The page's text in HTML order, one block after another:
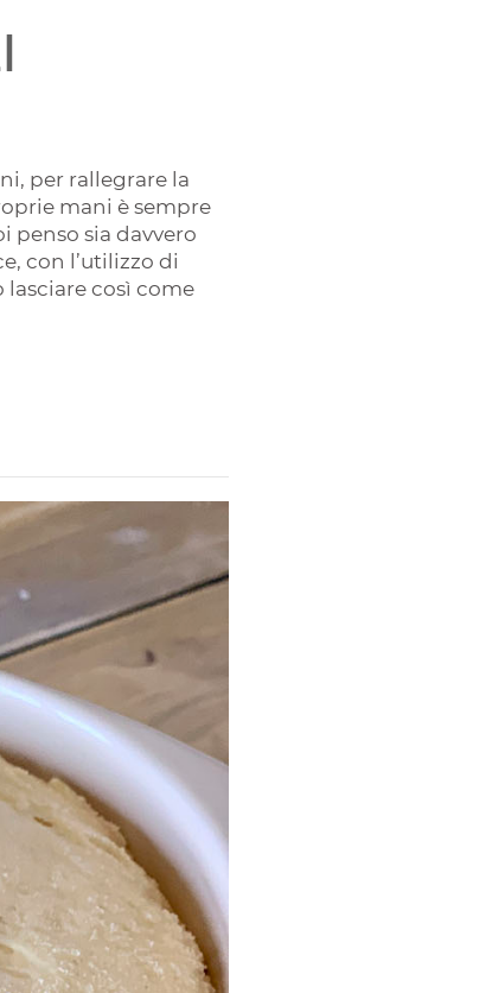
per rallegrare la
mani è sempre
penso sia davvero
con l’utilizzo di
così come